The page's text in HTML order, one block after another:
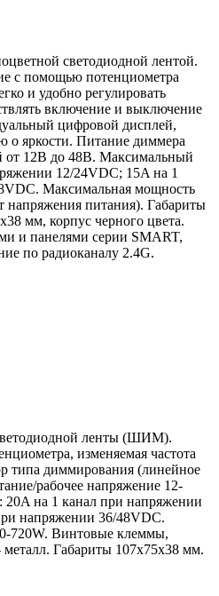
светодиодной лентой.
с помощью потенциометра
и удобно регулировать
включение и выключение
цифровой дисплей,
яркости. Питание диммера
от 12В до 48В. Максимальный
12/24VDC; 15A на 1
Максимальная мощность
напряжения питания). Габариты
мм, корпус черного цвета.
и панелями серии SMART,
по радиоканалу 2.4G.
ленты (ШИМ).
изменяемая частота
диммирования (линейное
рабочее напряжение 12-
на 1 канал при напряжении
напряжении 36/48VDC.
720W. Винтовые клеммы,
Габариты 107х75х38 мм.